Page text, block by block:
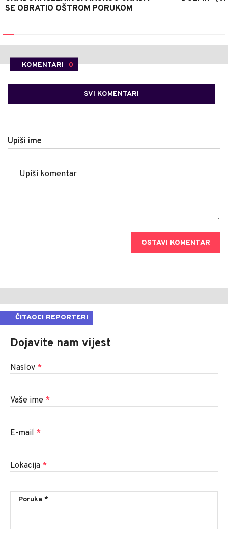
SE OBRATIO OŠTROM PORUKOM
KOMENTARI 0
SVI KOMENTARI
Upiši ime
OSTAVI KOMENTAR
ČITAOCI REPORTERI
Dojavite nam vijest
Naslov *
Vaše ime *
E-mail *
Lokacija *